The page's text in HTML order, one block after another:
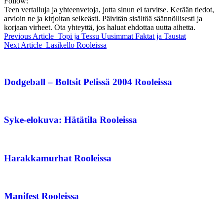
Teen vertailuja ja yhteenvetoja, jotta sinun ei tarvitse. Kerään tiedot,
arvioin ne ja kirjoitan selkeästi. Päivitän sisältöä säännöllisesti ja
korjaan virheet. Ota yhteyttä, jos haluat ehdottaa uutta aihetta.
Previous Article Topi ja Tessu Uusimmat Faktat ja Taustat
Next Article Lasikello Rooleissa
Dodgeball – Boltsit Pelissä 2004 Rooleissa
Syke-elokuva: Hätätila Rooleissa
Harakkamurhat Rooleissa
Manifest Rooleissa